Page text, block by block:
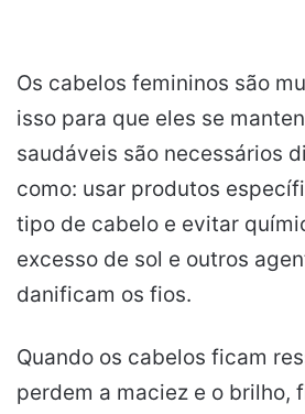
Os cabelos femininos são
isso para que eles se
saudáveis são necessários
como: usar produtos
tipo de cabelo e evitar
excesso de sol e outros
danificam os fios.
Quando os cabelos ficam
perdem a maciez e o brilho,